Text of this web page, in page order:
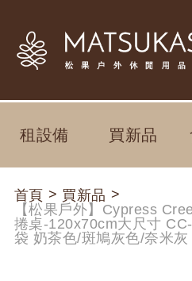
租設備 買新品
首頁 > 買新品 >
【松果戶外】Cypress
捲桌-120x70cm大尺寸
袋 奶茶色/斑鳩灰色/奈米灰